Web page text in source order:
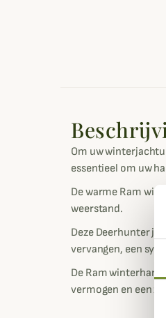
Om uw
essentieel om uw
De warme Ram
weerstand.
Deze Deerhunter
vervangen, een
De Ram
vermogen en een